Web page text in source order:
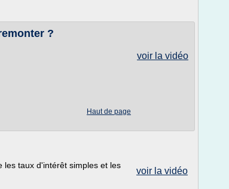
?
voir la vidéo
Haut de page
voir la vidéo
les taux d'intérêt simples et les